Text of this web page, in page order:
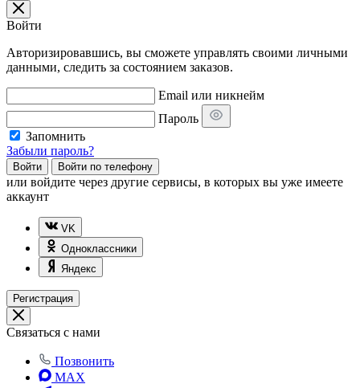
Войти
Авторизировавшись, вы сможете управлять своими личными
данными, следить за состоянием заказов.
Email или никнейм
Пароль
Запомнить
Забыли пароль?
Войти Войти по телефону
или войдите через другие сервисы, в которых вы уже имеете
аккаунт
VK
Одноклассники
Яндекс
Регистрация
Связаться с нами
Позвонить
MAX